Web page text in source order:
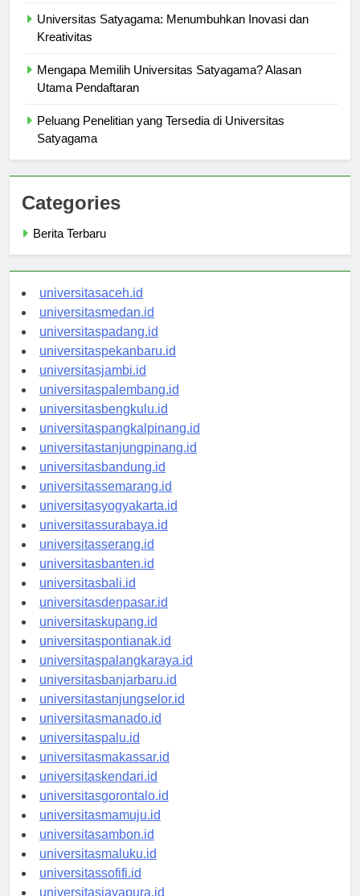
Universitas Satyagama: Menumbuhkan Inovasi dan
Mengapa Memilih Universitas Satyagama? Alasan
Peluang Penelitian yang Tersedia di Universitas
Categories
universitasaceh.id
universitasmedan.id
universitaspadang.id
universitaspekanbaru.id
universitasjambi.id
universitaspalembang.id
universitasbengkulu.id
universitaspangkalpinang.id
universitastanjungpinang.id
universitasbandung.id
universitassemarang.id
universitasyogyakarta.id
universitassurabaya.id
universitasserang.id
universitasbanten.id
universitasbali.id
universitasdenpasar.id
universitaskupang.id
universitaspontianak.id
universitaspalangkaraya.id
universitasbanjarbaru.id
universitastanjungselor.id
universitasmanado.id
universitaspalu.id
universitasmakassar.id
universitaskendari.id
universitasgorontalo.id
universitasmamuju.id
universitasambon.id
universitasmaluku.id
universitassofifi.id